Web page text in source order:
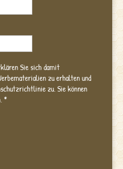
Sie sich damit
zu erhalten und
zu. Sie können
*